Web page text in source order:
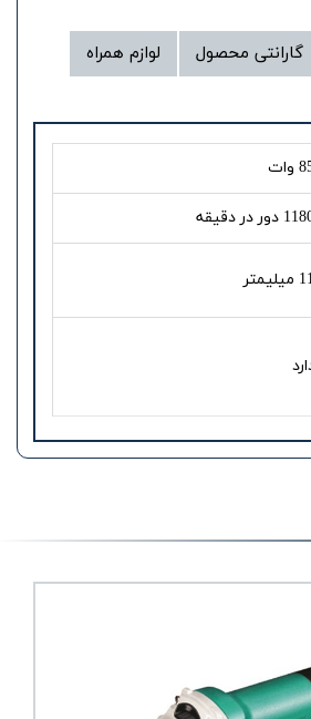
گارانتی محصول
لوازم همراه
در دقیقه